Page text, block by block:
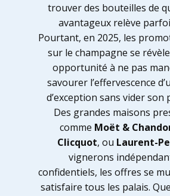
trouver des bouteilles de
avantageux relève
Pourtant, en 2025, les
sur le champagne se
opportunité à ne pas
savourer l’effervescence
d’exception sans vider son
Des grandes maisons
comme Moët &
Clicquot, ou Laurent-
vignerons
confidentiels, les offres se
satisfaire tous les palais.